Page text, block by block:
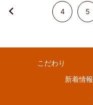
4 5
こだわり
新着情報